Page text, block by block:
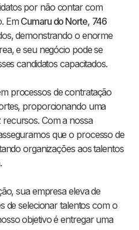
por não contar com
Em Cumaru do Norte, 746
demonstrando o enorme
e seu negócio pode se
candidatos capacitados.
processos de contratação
proporcionando uma
Com a nossa
que o processo de
organizações aos talentos
sua empresa eleva de
de selecionar talentos com o
objetivo é entregar uma